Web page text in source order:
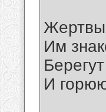
Жертвы
Им
И